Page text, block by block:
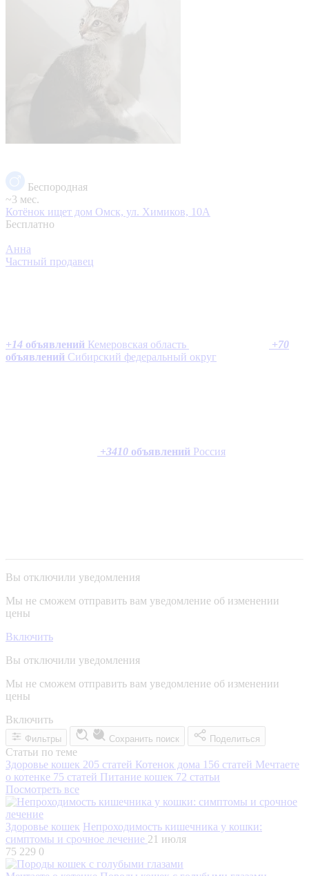
Беспородная
~3 мес.
Котёнок ищет дом Омск, ул. Химиков, 10А
Бесплатно
Анна
Частный продавец
+14 объявлений Кемеровская область +70
объявлений Сибирский федеральный округ
+3410 объявлений Россия
Вы отключили уведомления
Мы не сможем отправить вам уведомление об изменении
цены
Включить
Вы отключили уведомления
Мы не сможем отправить вам уведомление об изменении
цены
Включить
Фильтры Сохранить поиск Поделиться
Статьи по теме
Здоровье кошек 205 статей Котенок дома 156 статей Мечтаете
о котенке 75 статей Питание кошек 72 статьи
Посмотреть все
Здоровье кошек Непроходимость кишечника у кошки:
симптомы и срочное лечение 21 июля
75 229 0